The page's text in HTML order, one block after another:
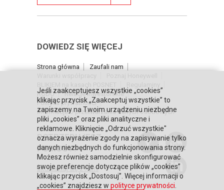
DOWIEDZ SIĘ WIĘCEJ
Strona główna
Zaufali nam
RODO
Relacje inwestorskie
Polityka prywatności
Informacja o przetwarzaniu danych osobowych
POTRZEBUJESZ
POMOCY?
Skontaktuj się z nami
Jeśli zaakceptujesz wszystkie „cookies”
klikając przycisk „Zaakceptuj wszystkie” to
zapiszemy na Twoim urządzeniu niezbędne
pliki „cookies” oraz pliki analityczne i
reklamowe. Kliknięcie „Odrzuć wszystkie"
oznacza wyrażenie zgody na zapisywanie tylko
danych niezbędnych do funkcjonowania strony.
Możesz również samodzielnie skonfigurować
swoje preferencje dotyczące plików „cookies”
klikając przycisk „Dostosuj”. Więcej informacji o
„cookies” znajdziesz w polityce prywatności